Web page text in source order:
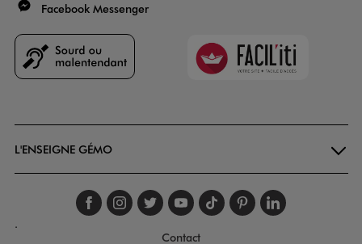
Facebook Messenger
Faciliti
L'ENSEIGNE GÉMO
Suivez-nous sur
Suivez-nous sur
Suivez-nous sur
Suivez-nous
Suivez-nous
Suivez-
.
Contact